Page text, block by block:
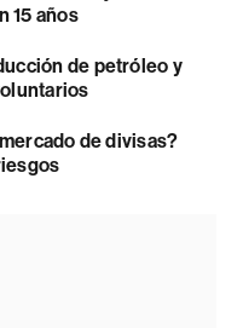
15 años
de petróleo y
de divisas?